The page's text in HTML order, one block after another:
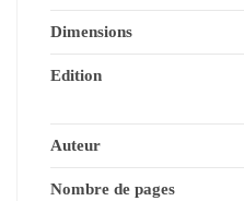
Dimensions
Edition
Auteur
Nombre de pages